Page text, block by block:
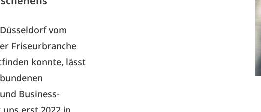
vom
Friseurbranche
konnte, lässt
Business-
erst 2022 in